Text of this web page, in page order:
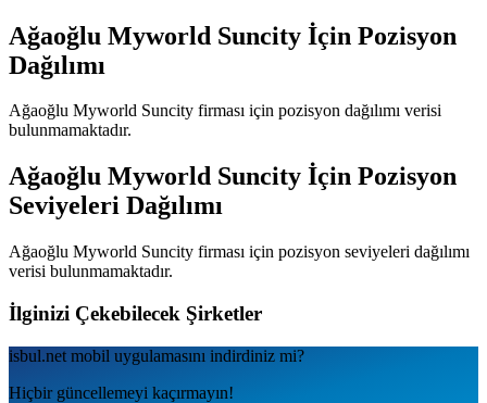
Ağaoğlu Myworld Suncity İçin Pozisyon
Dağılımı
Ağaoğlu Myworld Suncity firması için pozisyon dağılımı verisi
bulunmamaktadır.
Ağaoğlu Myworld Suncity İçin Pozisyon
Seviyeleri Dağılımı
Ağaoğlu Myworld Suncity firması için pozisyon seviyeleri dağılımı
verisi bulunmamaktadır.
İlginizi Çekebilecek Şirketler
isbul.net mobil uygulamаsını indirdiniz mi?
Hiçbir güncellemeyi kaçırmayın!